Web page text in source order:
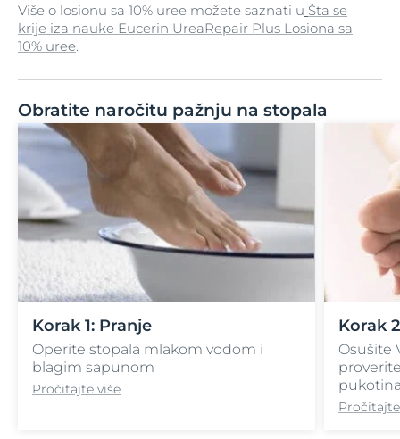
Više o losionu sa 10% uree možete saznati u Šta se
krije iza nauke Eucerin UreaRepair Plus Losiona sa
10% uree
Obratite naročitu pažnju na stopala
Korak 1: Pranje
Operite stopala mlakom vodom i
blagim sapunom
Pročitajte više
Korak
Osušite